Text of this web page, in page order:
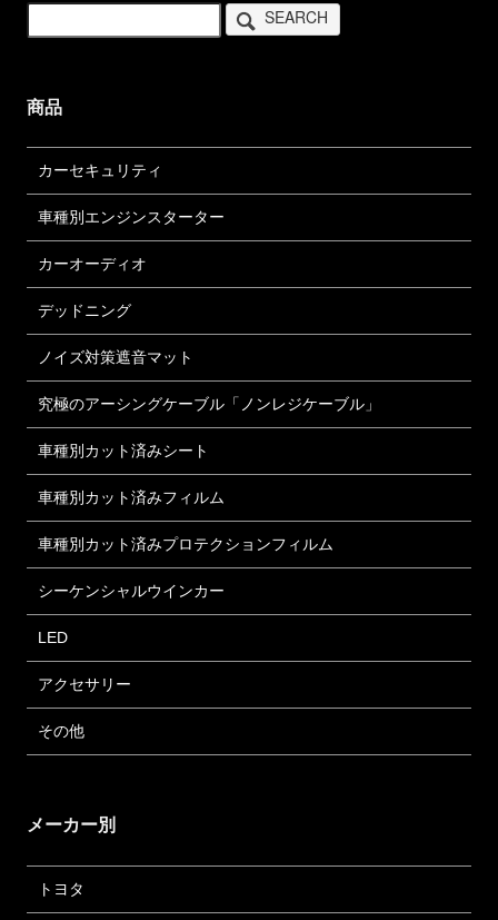
SEARCH
商品
カーセキュリティ
車種別エンジンスターター
カーオーディオ
デッドニング
ノイズ対策遮音マット
究極のアーシングケーブル「ノンレジケーブル」
車種別カット済みシート
車種別カット済みフィルム
車種別カット済みプロテクションフィルム
シーケンシャルウインカー
LED
アクセサリー
その他
メーカー別
トヨタ